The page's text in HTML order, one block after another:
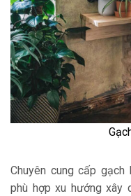
Chuyên cung cấp
phù hợp xu hướng xây